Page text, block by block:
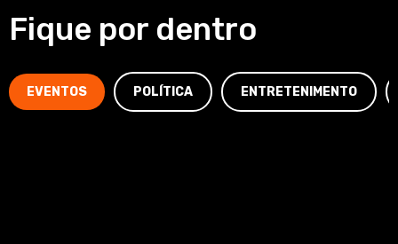
Fique por dentro
EVENTOS POLÍTICA ENTRETENIMENTO